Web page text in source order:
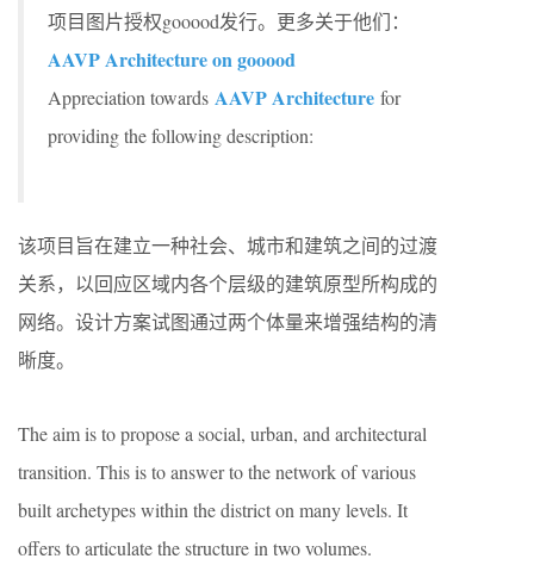
项目图片授权gooood发行。更多关于他们：
AAVP Architecture on gooood
Appreciation towards AAVP Architecture for
providing the following description:
该项目旨在建立一种社会、城市和建筑之间的过渡
关系，以回应区域内各个层级的建筑原型所构成的
网络。设计方案试图通过两个体量来增强结构的清
晰度。
The aim is to propose a social, urban, and architectural
transition. This is to answer to the network of various
built archetypes within the district on many levels. It
offers to articulate the structure in two volumes.